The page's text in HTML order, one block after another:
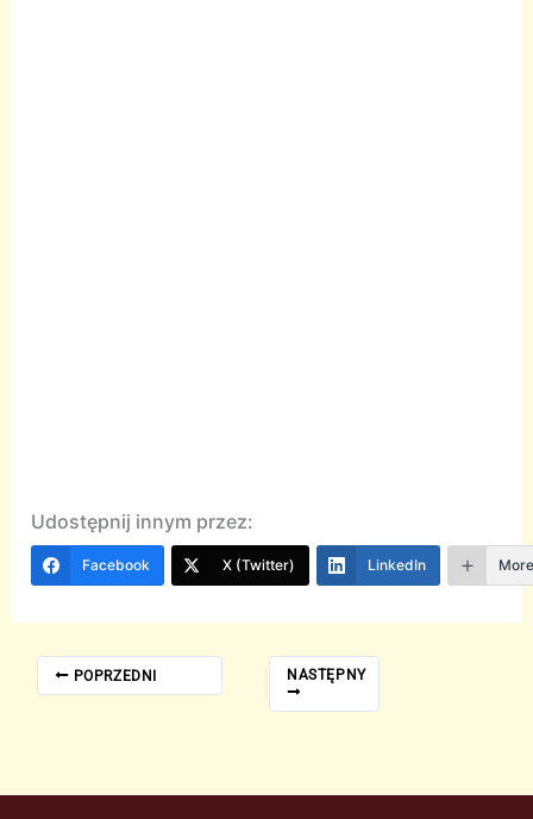
Udostępnij innym przez:
Facebook X (Twitter) LinkedIn
POPRZEDNI NASTĘPNY